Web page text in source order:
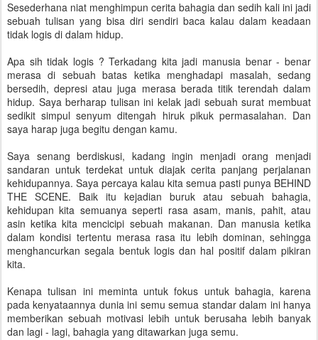
Sesederhana niat menghimpun cerita bahagia dan sedih kali ini jadi
sebuah tulisan yang bisa diri sendiri baca kalau dalam keadaan
tidak logis di dalam hidup.
Apa sih tidak logis ? Terkadang kita jadi manusia benar - benar
merasa di sebuah batas ketika menghadapi masalah, sedang
bersedih, depresi atau juga merasa berada titik terendah dalam
hidup. Saya berharap tulisan ini kelak jadi sebuah surat membuat
sedikit simpul senyum ditengah hiruk pikuk permasalahan. Dan
saya harap juga begitu dengan kamu.
Saya senang berdiskusi, kadang ingin menjadi orang menjadi
sandaran untuk terdekat untuk diajak cerita panjang perjalanan
kehidupannya. Saya percaya kalau kita semua pasti punya BEHIND
THE SCENE. Baik itu kejadian buruk atau sebuah bahagia,
kehidupan kita semuanya seperti rasa asam, manis, pahit, atau
asin ketika kita mencicipi sebuah makanan. Dan manusia ketika
dalam kondisi tertentu merasa rasa itu lebih dominan, sehingga
menghancurkan segala bentuk logis dan hal positif dalam pikiran
kita.
Kenapa tulisan ini meminta untuk fokus untuk bahagia, karena
pada kenyataannya dunia ini semu semua standar dalam ini hanya
memberikan sebuah motivasi lebih untuk berusaha lebih banyak
dan lagi - lagi, bahagia yang ditawarkan juga semu.